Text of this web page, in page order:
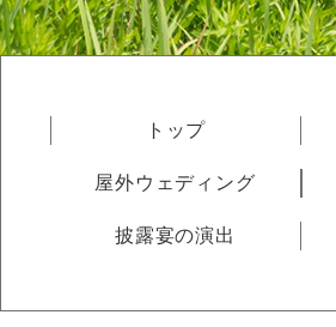
トップ
屋外ウェディング
披露宴の演出